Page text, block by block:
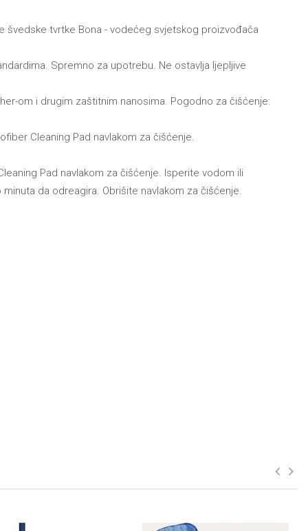
švedske tvrtke Bona - vodećeg svjetskog proizvođača
Spremno za upotrebu. Ne ostavlja ljepljive
om i drugim zaštitnim nanosima. Pogodno za čišćenje:
Cleaning Pad navlakom za čišćenje.
Pad navlakom za čišćenje. Isperite vodom ili
da odreagira. Obrišite navlakom za čišćenje.